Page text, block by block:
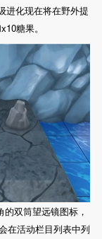
进化现在将在野外提
糖果。
双筒望远镜图标，
在活动栏目列表中列